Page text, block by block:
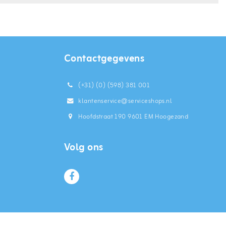
Contactgegevens
(+31) (0) (598) 381 001
klantenservice@serviceshops.nl
Hoofdstraat 190 9601 EM Hoogezand
Volg ons